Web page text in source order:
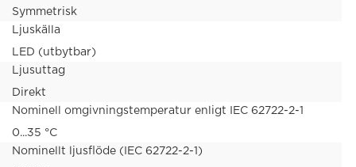
Symmetrisk
Ljuskälla
LED (utbytbar)
Ljusuttag
Direkt
Nominell omgivningstemperatur enligt IEC 62722-2-1
0...35 °C
Nominellt ljusflöde (IEC 62722-2-1)